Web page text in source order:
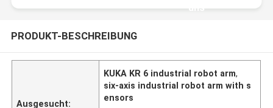
uns
PRODUKT-BESCHREIBUNG
Ausgesucht:
KUKA KR 6 industrial robot arm,
six-axis industrial robot arm with s
ensors